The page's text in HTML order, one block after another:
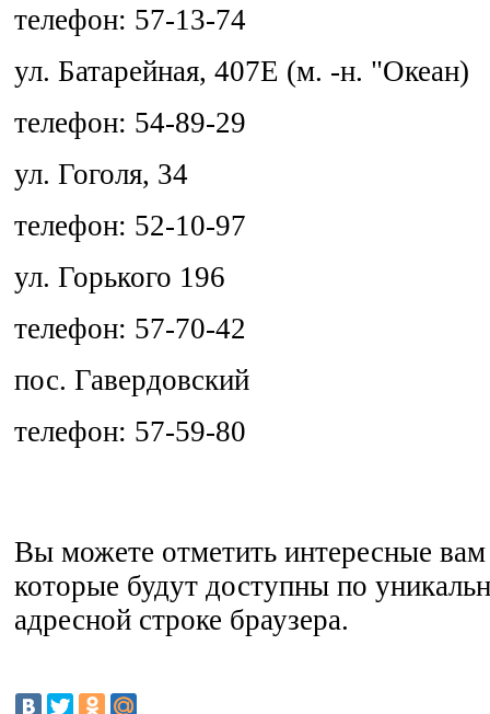
телефон: 57-13-74
ул. Батарейная, 407Е (м. -н. "Океан)
телефон: 54-89-29
ул. Гоголя, 34
телефон: 52-10-97
ул. Горького 196
телефон: 57-70-42
пос. Гавердовский
телефон: 57-59-80
Вы можете отметить интересные
которые будут доступны по
адресной строке браузера.